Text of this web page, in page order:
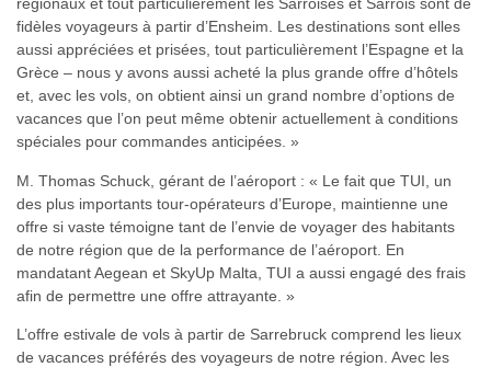
régionaux et tout particulièrement les Sarroises et Sarrois sont de
fidèles voyageurs à partir d’Ensheim. Les destinations sont elles
aussi appréciées et prisées, tout particulièrement l’Espagne et la
Grèce – nous y avons aussi acheté la plus grande offre d’hôtels
et, avec les vols, on obtient ainsi un grand nombre d’options de
vacances que l’on peut même obtenir actuellement à conditions
spéciales pour commandes anticipées. »
M. Thomas Schuck, gérant de l’aéroport : « Le fait que TUI, un
des plus importants tour-opérateurs d’Europe, maintienne une
offre si vaste témoigne tant de l’envie de voyager des habitants
de notre région que de la performance de l’aéroport. En
mandatant Aegean et SkyUp Malta, TUI a aussi engagé des frais
afin de permettre une offre attrayante. »
L’offre estivale de vols à partir de Sarrebruck comprend les lieux
de vacances préférés des voyageurs de notre région. Avec les